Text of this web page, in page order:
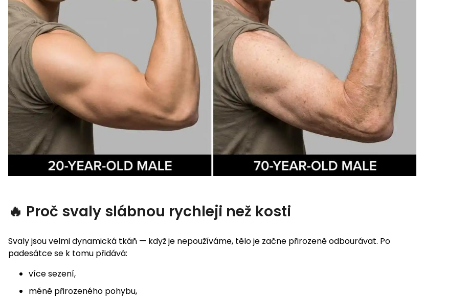
🔥 Proč svaly slábnou rychleji než kosti
Svaly jsou velmi dynamická tkáň — když je nepoužíváme, tělo je začne přirozeně odbourávat. Po
padesátce se k tomu přidává:
více sezení,
méně přirozeného pohybu,